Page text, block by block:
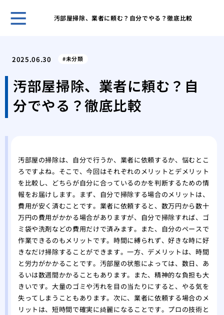
汚部屋掃除、業者に頼む？自分でやる？徹底比較
ア
鳩
践
2025.06.30 未分類
汚部屋掃除、業者に頼む？自
分でやる？徹底比較
汚部屋の掃除は、自分で行うか、業者に依頼するか、悩むとこ
ろですよね。そこで、今回はそれぞれのメリットとデメリット
を比較し、どちらが自分に合っているのかを判断するための情
報をお届けします。まず、自分で掃除する場合のメリットは、
費用が安く済むことです。業者に依頼すると、数万円から数十
万円の費用がかかる場合がありますが、自分で掃除すれば、ゴ
ミ袋や洗剤などの費用だけで済みます。また、自分のペースで
作業できるのもメリットです。時間に縛られず、好きな時に好
きなだけ掃除することができます。一方、デメリットは、時間
と労力がかかることです。汚部屋の状態によっては、数日、あ
るいは数週間かかることもあります。また、精神的な負担も大
きいです。大量のゴミや汚れを目の当たりにすると、やる気を
失ってしまうこともあります。次に、業者に依頼する場合のメ
リットは、短時間で確実に綺麗になることです。プロの技術と